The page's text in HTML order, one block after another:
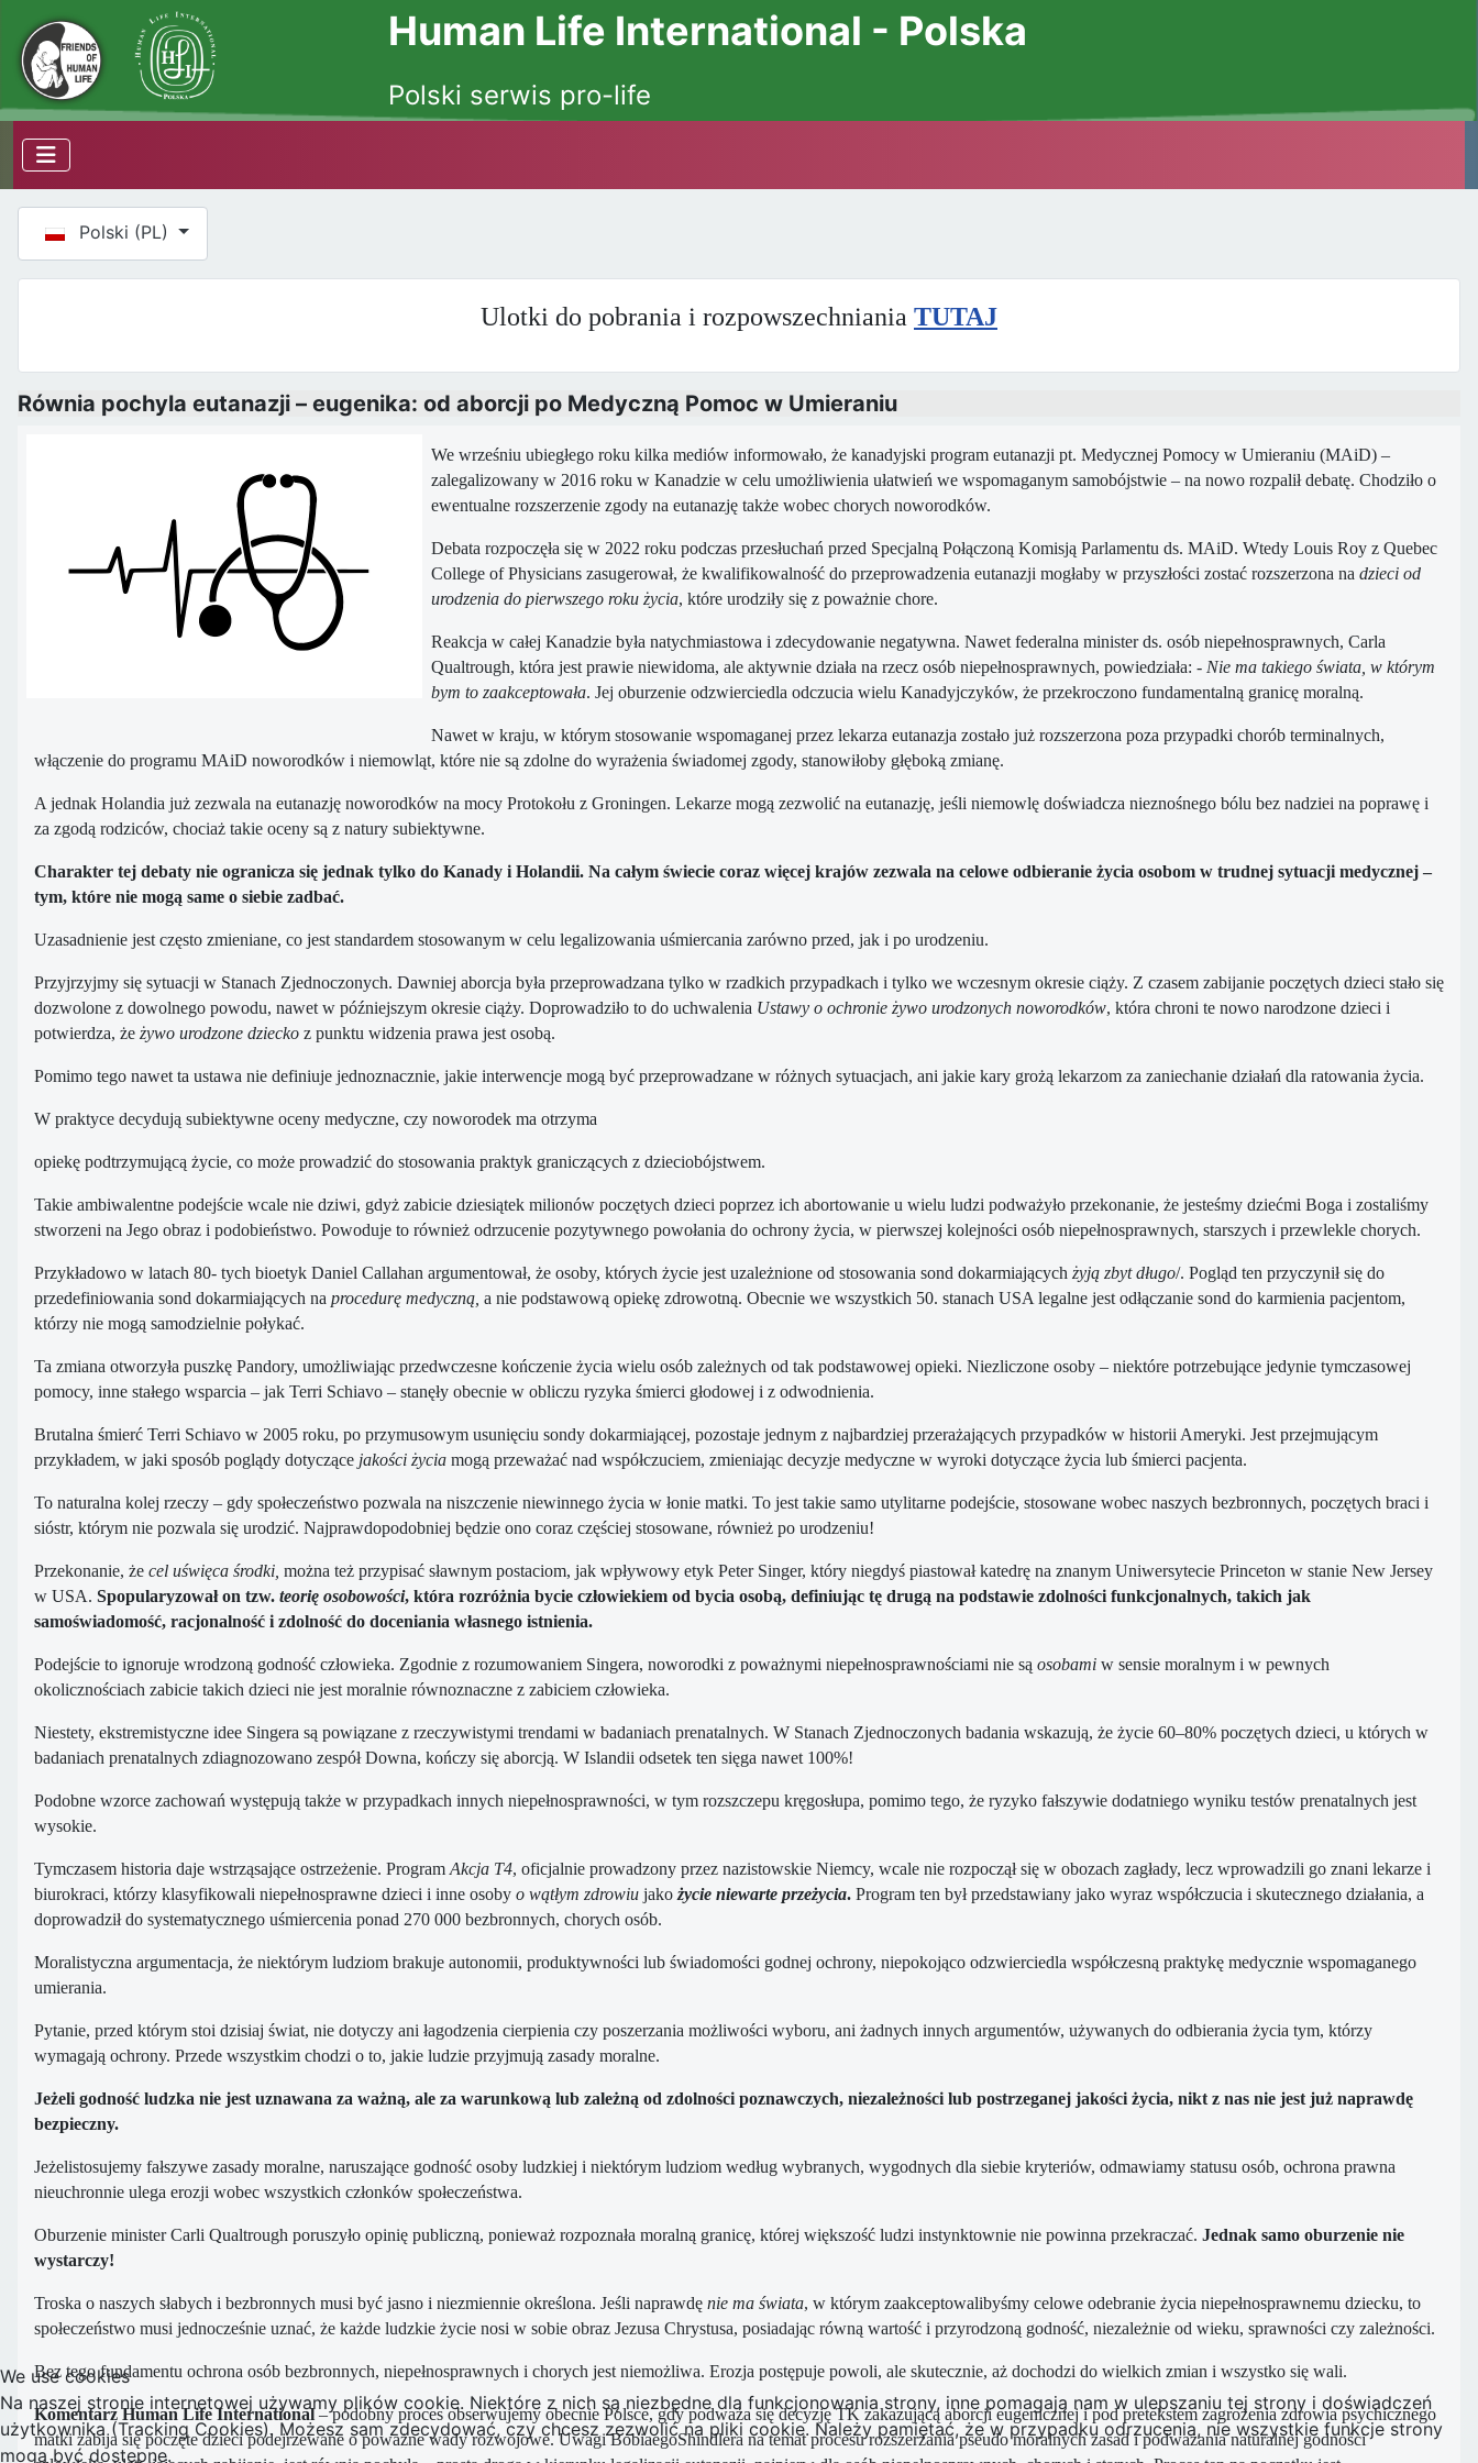
Human Life International - Polska
Polski serwis pro-life
Wybierz swój język
Polski (PL)
Ulotki do pobrania i rozpowszechniania TUTAJ
Równia pochyla eutanazji – eugenika: od aborcji po Medyczną Pomoc w Umieraniu
We wrześniu ubiegłego roku kilka mediów informowało, że kanadyjski program eutanazji pt. Medycznej Pomocy w Umieraniu (MAiD) –
zalegalizowany w 2016 roku w Kanadzie w celu umożliwienia ułatwień we wspomaganym samobójstwie – na nowo rozpalił debatę. Chodziło o
ewentualne rozszerzenie zgody na eutanazję także wobec chorych noworodków.
Debata rozpoczęła się w 2022 roku podczas przesłuchań przed Specjalną Połączoną Komisją Parlamentu ds. MAiD. Wtedy Louis Roy z Quebec
College of Physicians zasugerował, że kwalifikowalność do przeprowadzenia eutanazji mogłaby w przyszłości zostać rozszerzona na dzieci od
urodzenia do pierwszego roku życia, które urodziły się z poważnie chore.
Reakcja w całej Kanadzie była natychmiastowa i zdecydowanie negatywna. Nawet federalna minister ds. osób niepełnosprawnych, Carla
Qualtrough, która jest prawie niewidoma, ale aktywnie działa na rzecz osób niepełnosprawnych, powiedziała: - Nie ma takiego świata, w którym
bym to zaakceptowała. Jej oburzenie odzwierciedla odczucia wielu Kanadyjczyków, że przekroczono fundamentalną granicę moralną.
Nawet w kraju, w którym stosowanie wspomaganej przez lekarza eutanazja zostało już rozszerzona poza przypadki chorób terminalnych,
włączenie do programu MAiD noworodków i niemowląt, które nie są zdolne do wyrażenia świadomej zgody, stanowiłoby głęboką zmianę.
A jednak Holandia już zezwala na eutanazję noworodków na mocy Protokołu z Groningen. Lekarze mogą zezwolić na eutanazję, jeśli niemowlę doświadcza nieznośnego bólu bez nadziei na poprawę i
za zgodą rodziców, chociaż takie oceny są z natury subiektywne.
Charakter tej debaty nie ogranicza się jednak tylko do Kanady i Holandii. Na całym świecie coraz więcej krajów zezwala na celowe odbieranie życia osobom w trudnej sytuacji medycznej –
tym, które nie mogą same o siebie zadbać.
Uzasadnienie jest często zmieniane, co jest standardem stosowanym w celu legalizowania uśmiercania zarówno przed, jak i po urodzeniu.
Przyjrzyjmy się sytuacji w Stanach Zjednoczonych. Dawniej aborcja była przeprowadzana tylko w rzadkich przypadkach i tylko we wczesnym okresie ciąży. Z czasem zabijanie poczętych dzieci stało się
dozwolone z dowolnego powodu, nawet w późniejszym okresie ciąży. Doprowadziło to do uchwalenia Ustawy o ochronie żywo urodzonych noworodków, która chroni te nowo narodzone dzieci i
potwierdza, że ​ żywo urodzone dziecko z punktu widzenia prawa jest osobą.
Pomimo tego nawet ta ustawa nie definiuje jednoznacznie, jakie interwencje mogą być przeprowadzane w różnych sytuacjach, ani jakie kary grożą lekarzom za zaniechanie działań dla ratowania życia.
W praktyce decydują subiektywne oceny medyczne, czy noworodek ma otrzyma
opiekę podtrzymującą życie, co może prowadzić do stosowania praktyk graniczących z dzieciobójstwem.
Takie ambiwalentne podejście wcale nie dziwi, gdyż zabicie dziesiątek milionów poczętych dzieci poprzez ich abortowanie u wielu ludzi podważyło przekonanie, że jesteśmy dziećmi Boga i zostaliśmy
stworzeni na Jego obraz i podobieństwo. Powoduje to również odrzucenie pozytywnego powołania do ochrony życia, w pierwszej kolejności osób niepełnosprawnych, starszych i przewlekle chorych.
Przykładowo w latach 80- tych bioetyk Daniel Callahan argumentował, że osoby, których życie jest uzależnione od stosowania sond dokarmiających żyją zbyt długo/. Pogląd ten przyczynił się do
przedefiniowania sond dokarmiających na procedurę medyczną, a nie podstawową opiekę zdrowotną. Obecnie we wszystkich 50. stanach USA legalne jest odłączanie sond do karmienia pacjentom,
którzy nie mogą samodzielnie połykać.
Ta zmiana otworzyła puszkę Pandory, umożliwiając przedwczesne kończenie życia wielu osób zależnych od tak podstawowej opieki. Niezliczone osoby – niektóre potrzebujące jedynie tymczasowej
pomocy, inne stałego wsparcia – jak Terri Schiavo – stanęły obecnie w obliczu ryzyka śmierci głodowej i z odwodnienia.
Brutalna śmierć Terri Schiavo w 2005 roku, po przymusowym usunięciu sondy dokarmiającej, pozostaje jednym z najbardziej przerażających przypadków w historii Ameryki. Jest przejmującym
przykładem, w jaki sposób poglądy dotyczące jakości życia mogą przeważać nad współczuciem, zmieniając decyzje medyczne w wyroki dotyczące życia lub śmierci pacjenta.
To naturalna kolej rzeczy – gdy społeczeństwo pozwala na niszczenie niewinnego życia w łonie matki. To jest takie samo utylitarne podejście, stosowane wobec naszych bezbronnych, poczętych braci i
sióstr, którym nie pozwala się urodzić. Najprawdopodobniej będzie ono coraz częściej stosowane, również po urodzeniu!
Przekonanie, że cel uświęca środki, można też przypisać sławnym postaciom, jak wpływowy etyk Peter Singer, który niegdyś piastował katedrę na znanym Uniwersytecie Princeton w stanie New Jersey
w USA. Spopularyzował on tzw. teorię osobowości, która rozróżnia bycie człowiekiem od bycia osobą, definiując tę ​​drugą na podstawie zdolności funkcjonalnych, takich jak
samoświadomość, racjonalność i zdolność do doceniania własnego istnienia.
Podejście to ignoruje wrodzoną godność człowieka. Zgodnie z rozumowaniem Singera, noworodki z poważnymi niepełnosprawnościami nie są osobami w sensie moralnym i w pewnych
okolicznościach zabicie takich dzieci nie jest moralnie równoznaczne z zabiciem człowieka.
Niestety, ekstremistyczne idee Singera są powiązane z rzeczywistymi trendami w badaniach prenatalnych. W Stanach Zjednoczonych badania wskazują, że życie 60–80% poczętych dzieci, u których w
badaniach prenatalnych zdiagnozowano zespół Downa, kończy się aborcją. W Islandii odsetek ten sięga nawet 100%!
Podobne wzorce zachowań występują także w przypadkach innych niepełnosprawności, w tym rozszczepu kręgosłupa, pomimo tego, że ryzyko fałszywie dodatniego wyniku testów prenatalnych jest
wysokie.
Tymczasem historia daje wstrząsające ostrzeżenie. Program Akcja T4, oficjalnie prowadzony przez nazistowskie Niemcy, wcale nie rozpoczął się w obozach zagłady, lecz wprowadzili go znani lekarze i
biurokraci, którzy klasyfikowali niepełnosprawne dzieci i inne osoby o wątłym zdrowiu jako życie niewarte przeżycia. Program ten był przedstawiany jako wyraz współczucia i skutecznego działania, a
doprowadził do systematycznego uśmiercenia ponad 270 000 bezbronnych, chorych osób.
Moralistyczna argumentacja, że niektórym ludziom brakuje autonomii, produktywności lub świadomości godnej ochrony, niepokojąco odzwierciedla współczesną praktykę medycznie wspomaganego
umierania.
Pytanie, przed którym stoi dzisiaj świat, nie dotyczy ani łagodzenia cierpienia czy poszerzania możliwości wyboru, ani żadnych innych argumentów, używanych do odbierania życia tym, którzy
wymagają ochrony. Przede wszystkim chodzi o to, jakie ludzie przyjmują zasady moralne.
Jeżeli godność ludzka nie jest uznawana za ważną, ale za warunkową lub zależną od zdolności poznawczych, niezależności lub postrzeganej jakości życia, nikt z nas nie jest już naprawdę
bezpieczny.
Jeżelistosujemy fałszywe zasady moralne, naruszające godność osoby ludzkiej i niektórym ludziom według wybranych, wygodnych dla siebie kryteriów, odmawiamy statusu osób, ochrona prawna
nieuchronnie ulega erozji wobec wszystkich członków społeczeństwa.
Oburzenie minister Carli Qualtrough poruszyło opinię publiczną, ponieważ rozpoznała moralną granicę, której większość ludzi instynktownie nie powinna przekraczać. Jednak samo oburzenie nie
wystarczy!
Troska o naszych słabych i bezbronnych musi być jasno i niezmiennie określona. Jeśli naprawdę nie ma świata, w którym zaakceptowalibyśmy celowe odebranie życia niepełnosprawnemu dziecku, to
społeczeństwo musi jednocześnie uznać, że każde ludzkie życie nosi w sobie obraz Jezusa Chrystusa, posiadając równą wartość i przyrodzoną godność, niezależnie od wieku, sprawności czy zależności.
Bez tego fundamentu ochrona osób bezbronnych, niepełnosprawnych i chorych jest niemożliwa. Erozja postępuje powoli, ale skutecznie, aż dochodzi do wielkich zmian i wszystko się wali.
Komentarz Human Life International– podobny proces obserwujemy obecnie Polsce, gdy podważa się decyzję TK zakazującą aborcji eugenicznej i pod pretekstem zagrożenia zdrowia psychicznego
matki zabija się poczęte dzieci podejrzewane o poważne wady rozwojowe. Uwagi BobiaegoShindlera na temat procesu rozszerzania pseudo moralnych zasad i podważania naturalnej godności
We use cookies
Na naszej stronie internetowej używamy plików cookie. Niektóre z nich są niezbędne dla funkcjonowania strony, inne pomagają nam w ulepszaniu tej strony i doświadczeń
użytkownika (Tracking Cookies). Możesz sam zdecydować, czy chcesz zezwolić na pliki cookie. Należy pamiętać, że w przypadku odrzucenia, nie wszystkie funkcje strony
mogą być dostępne.